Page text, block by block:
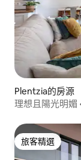
Plentzia的房源
理想且陽光明媚
旅客精選
旅客精選